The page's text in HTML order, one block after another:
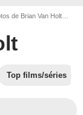
de Brian Van Holt
Top films/séries